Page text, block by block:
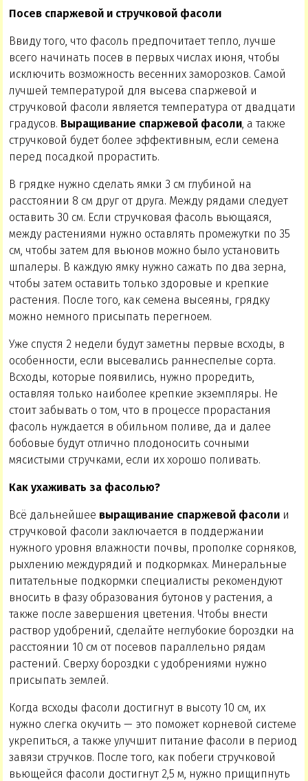
Посев спаржевой и стручковой фасоли
Ввиду того, что фасоль предпочитает тепло, лучше
всего начинать посев в первых числах июня, чтобы
исключить возможность весенних заморозков. Самой
лучшей температурой для высева спаржевой и
стручковой фасоли является температура от двадцати
градусов. Выращивание спаржевой фасоли , а также
стручковой будет более эффективным, если семена
перед посадкой прорастить.
В грядке нужно сделать ямки 3 см глубиной на
расстоянии 8 см друг от друга. Между рядами следует
оставить 30 см. Если стручковая фасоль вьющаяся,
между растениями нужно оставлять промежутки по 35
см, чтобы затем для вьюнов можно было установить
шпалеры. В каждую ямку нужно сажать по два зерна,
чтобы затем оставить только здоровые и крепкие
растения. После того, как семена высеяны, грядку
можно немного присыпать перегноем.
Уже спустя 2 недели будут заметны первые всходы, в
особенности, если высевались раннеспелые сорта.
Всходы, которые появились, нужно проредить,
оставляя только наиболее крепкие экземпляры. Не
стоит забывать о том, что в процессе прорастания
фасоль нуждается в обильном поливе, да и далее
бобовые будут отлично плодоносить сочными
мясистыми стручками, если их хорошо поливать.
Как ухаживать за фасолью?
Всё дальнейшее выращивание спаржевой фасоли и
стручковой фасоли заключается в поддержании
нужного уровня влажности почвы, прополке сорняков,
рыхлению междурядий и подкормках. Минеральные
питательные подкормки специалисты рекомендуют
вносить в фазу образования бутонов у растения, а
также после завершения цветения. Чтобы внести
раствор удобрений, сделайте неглубокие бороздки на
расстоянии 10 см от посевов параллельно рядам
растений. Сверху бороздки с удобрениями нужно
присыпать землей.
Когда всходы фасоли достигнут в высоту 10 см, их
нужно слегка окучить — это поможет корневой системе
укрепиться, а также улучшит питание фасоли в период
завязи стручков. После того, как побеги стручковой
вьющейся фасоли достигнут 2,5 м, нужно прищипнуть